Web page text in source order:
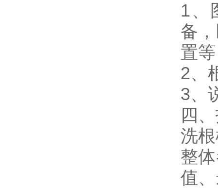
1、
备
置
2、
3、
四
洗
整
值